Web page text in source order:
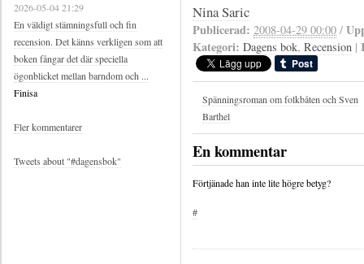
Nina Saric
Publicerad: 2008-04-29 00:00 /
Kategori: Dagens bok, Recension |
Spänningsroman om folkbåten och Sven
Barthel
En kommentar
Förtjänade han inte lite högre betyg?
#
2026-05-04 21:29
En väldigt stämningsfull och fin
recension. Det känns verkligen som att
boken fångar det där speciella
ögonblicket mellan barndom och ...
Finisa
Fler kommentarer
Tweets about "#dagensbok"